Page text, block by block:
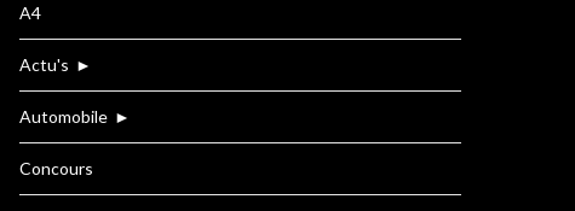
A4
Actu's ►
Automobile ►
Concours